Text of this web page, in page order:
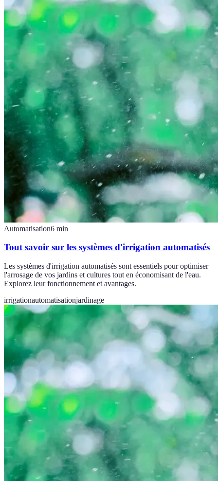
Automatisation6 min
Tout savoir sur les systèmes d'irrigation automatisés
Les systèmes d'irrigation automatisés sont essentiels pour optimiser
l'arrosage de vos jardins et cultures tout en économisant de l'eau.
Explorez leur fonctionnement et avantages.
irrigationautomatisationjardinage